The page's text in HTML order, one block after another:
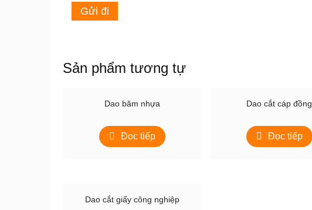
Sản phẩm tương tự
Dao băm nhựa
Đọc tiếp
Dao cắt cáp đồng
Đọc tiếp
Dao cắt giấy công nghiệp